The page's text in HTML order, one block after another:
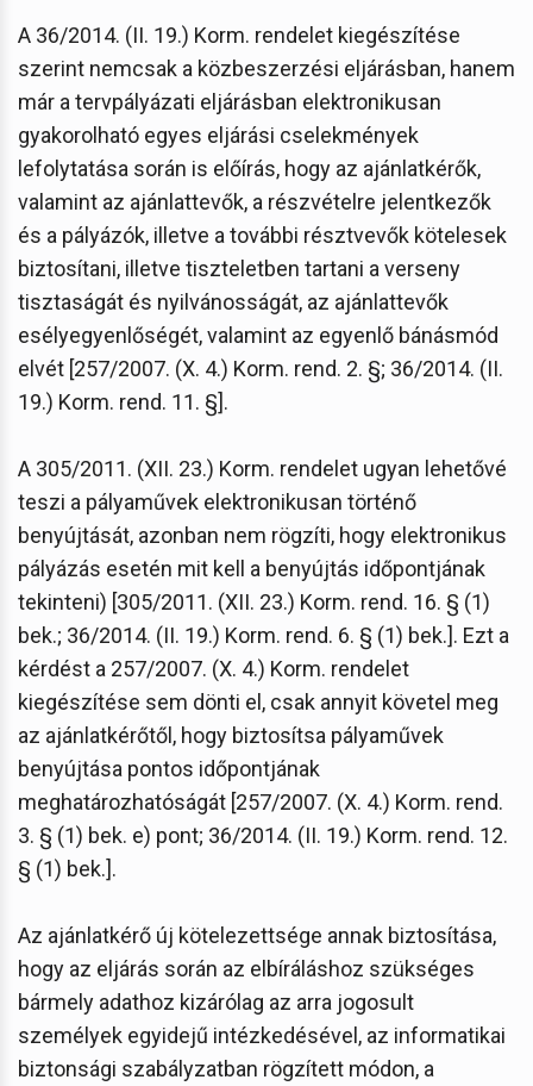
A 36/2014. (II. 19.) Korm. rendelet kiegészítése
szerint nemcsak a közbeszerzési eljárásban, hanem
már a tervpályázati eljárásban elektronikusan
gyakorolható egyes eljárási cselekmények
lefolytatása során is előírás, hogy az ajánlatkérők,
valamint az ajánlattevők, a részvételre jelentkezők
és a pályázók, illetve a további résztvevők kötelesek
biztosítani, illetve tiszteletben tartani a verseny
tisztaságát és nyilvánosságát, az ajánlattevők
esélyegyenlőségét, valamint az egyenlő bánásmód
elvét [257/2007. (X. 4.) Korm. rend. 2. §; 36/2014. (II.
19.) Korm. rend. 11. §].
A 305/2011. (XII. 23.) Korm. rendelet ugyan lehetővé
teszi a pályaművek elektronikusan történő
benyújtását, azonban nem rögzíti, hogy elektronikus
pályázás esetén mit kell a benyújtás időpontjának
tekinteni) [305/2011. (XII. 23.) Korm. rend. 16. § (1)
bek.; 36/2014. (II. 19.) Korm. rend. 6. § (1) bek.]. Ezt a
kérdést a 257/2007. (X. 4.) Korm. rendelet
kiegészítése sem dönti el, csak annyit követel meg
az ajánlatkérőtől, hogy biztosítsa pályaművek
benyújtása pontos időpontjának
meghatározhatóságát [257/2007. (X. 4.) Korm. rend.
3. § (1) bek. e) pont; 36/2014. (II. 19.) Korm. rend. 12.
§ (1) bek.].
Az ajánlatkérő új kötelezettsége annak biztosítása,
hogy az eljárás során az elbíráláshoz szükséges
bármely adathoz kizárólag az arra jogosult
személyek egyidejű intézkedésével, az informatikai
biztonsági szabályzatban rögzített módon, a